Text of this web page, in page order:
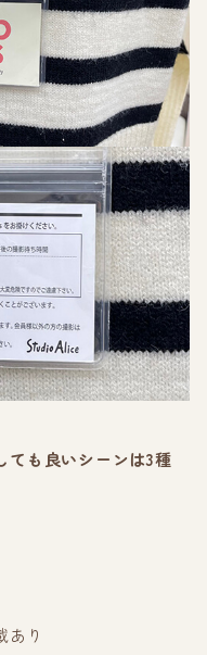
ても良いシーンは3種
り